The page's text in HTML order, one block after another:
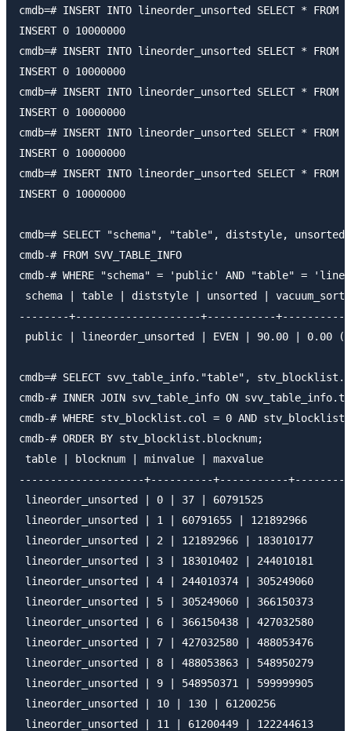
cmdb=# INSERT INTO lineorder_unsorted SELECT *
INSERT 0 10000000
cmdb=# INSERT INTO lineorder_unsorted SELECT *
INSERT 0 10000000
cmdb=# INSERT INTO lineorder_unsorted SELECT *
INSERT 0 10000000
cmdb=# INSERT INTO lineorder_unsorted SELECT *
INSERT 0 10000000
cmdb=# INSERT INTO lineorder_unsorted SELECT *
INSERT 0 10000000
cmdb=# SELECT "schema", "table", diststyle,
cmdb-# FROM SVV_TABLE_INFO
cmdb-# WHERE "schema" = 'public' AND "table" =
schema | table | diststyle | unsorted |
--------+--------------------+-----------
public | lineorder_unsorted | EVEN | 90.00 | 0.00
cmdb=# SELECT svv_table_info."table",
cmdb-# INNER JOIN svv_table_info ON
cmdb-# WHERE stv_blocklist.col = 0 AND
cmdb-# ORDER BY stv_blocklist.blocknum;
table | blocknum | minvalue | maxvalue
--------------------+----------+-----------
lineorder_unsorted | 0 | 37 | 60791525
lineorder_unsorted | 1 | 60791655 | 121892966
lineorder_unsorted | 2 | 121892966 | 183010177
lineorder_unsorted | 3 | 183010402 | 244010181
lineorder_unsorted | 4 | 244010374 | 305249060
lineorder_unsorted | 5 | 305249060 | 366150373
lineorder_unsorted | 6 | 366150438 | 427032580
lineorder_unsorted | 7 | 427032580 | 488053476
lineorder_unsorted | 8 | 488053863 | 548950279
lineorder_unsorted | 9 | 548950371 | 599999905
lineorder_unsorted | 10 | 130 | 61200256
lineorder_unsorted | 11 | 61200449 | 122244613